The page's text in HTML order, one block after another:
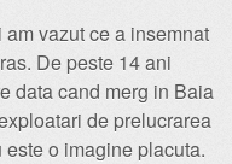
vazut ce a insemnat
De peste 14 ani
data cand merg in Baia
de prelucrarea
o imagine placuta.